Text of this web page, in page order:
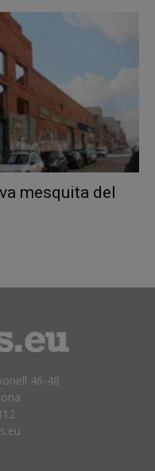
mesquita del
46-48